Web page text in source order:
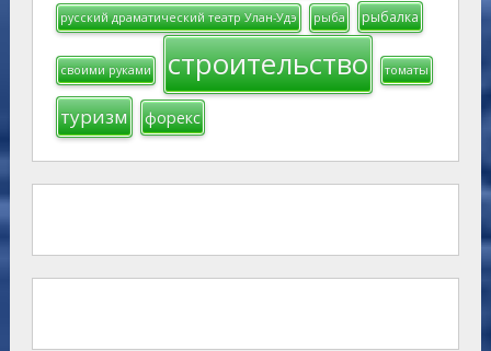
русский драматический театр Улан-Удэ рыба рыбалка
своими руками строительство томаты
туризм форекс